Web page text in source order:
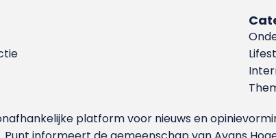
platform voor nieuws en